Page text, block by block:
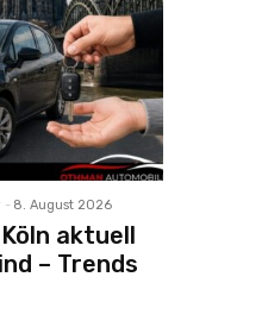
- 8. August 2026
aktuell
– Trends